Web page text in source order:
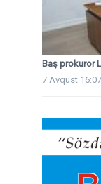
Baş prokuror
7 Avqust 16:07